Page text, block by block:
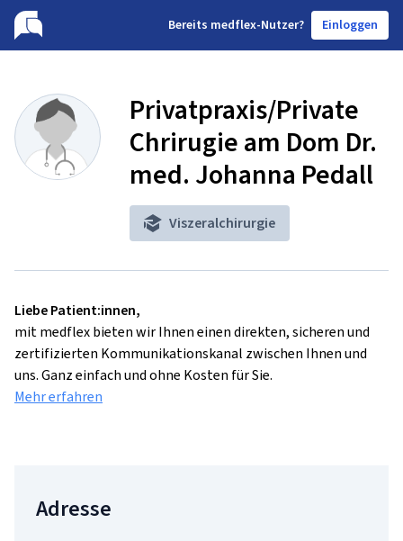
Bereits medflex-Nutzer? Einloggen
Privatpraxis/Private
Chrirugie am Dom Dr.
med. Johanna Pedall
Viszeralchirurgie
Liebe Patient:innen,
mit medflex bieten wir Ihnen einen direkten, sicheren und
zertifizierten Kommunikationskanal zwischen Ihnen und
uns. Ganz einfach und ohne Kosten für Sie.
Mehr erfahren
Adresse